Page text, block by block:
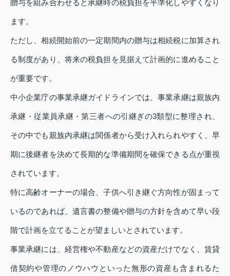
贈与を組み合わせると承継時の税負担を平準化しやすくなり
ます。
ただし、相続開始前の一定期間内の贈与は相続税に加算され
る制度があり、将来の税負担を見据えて計画的に進めること
が重要です。
中小企業庁の事業承継ガイドラインでは、事業承継は親族内
承継・従業員承継・第三者への引継ぎの3類型に整理され、
その中でも親族内承継は関係者から受け入れられやすく、早
期に後継者を決めて長期的な準備期間を確保できる点が重視
されています。
特に高齢オーナーの場合、子供へ引き継ぐ方向性が固まって
いるのであれば、遺言書の整備や贈与の方針を含めて早い段
階で計画を立てることが望ましいとされています。
事業承継には、経営権や不動産などの資産だけでなく、賃貸
借契約や管理のノウハウといった無形の資産も含まれるた